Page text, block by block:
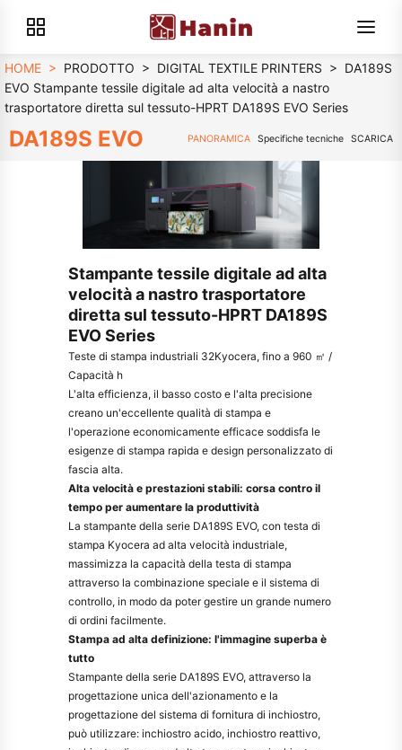
HOME > PRODOTTO > DIGITAL TEXTILE PRINTERS > DA189S
EVO Stampante tessile digitale ad alta velocità a nastro
trasportatore diretta sul tessuto-HPRT DA189S EVO Series
DA189S EVO PANORAMICA Specifiche tecniche SCARICA
Stampante tessile digitale ad alta
velocità a nastro trasportatore
diretta sul tessuto-HPRT DA189S
EVO Series
Teste di stampa industriali 32Kyocera, fino a 960 ㎡ /
Capacità h
L'alta efficienza, il basso costo e l'alta precisione
creano un'eccellente qualità di stampa e
l'operazione economicamente efficace soddisfa le
esigenze di stampa rapida e design personalizzato di
fascia alta.
Alta velocità e prestazioni stabili: corsa contro il
tempo per aumentare la produttività
La stampante della serie DA189S EVO, con testa di
stampa Kyocera ad alta velocità industriale,
massimizza la capacità della testa di stampa
attraverso la combinazione speciale e il sistema di
controllo, in modo da poter gestire un grande numero
di ordini facilmente.
Stampa ad alta definizione: l'immagine superba è
tutto
Stampante della serie DA189S EVO, attraverso la
progettazione unica dell'azionamento e la
progettazione del sistema di fornitura di inchiostro,
può utilizzare: inchiostro acido, inchiostro reattivo,